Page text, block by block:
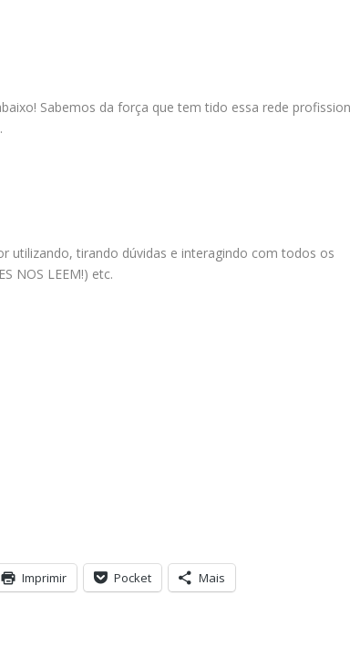
Sabemos da força que tem tido essa rede
.
utilizando, tirando dúvidas e interagindo com todos os
NOS LEEM!) etc.
Imprimir Pocket Mais